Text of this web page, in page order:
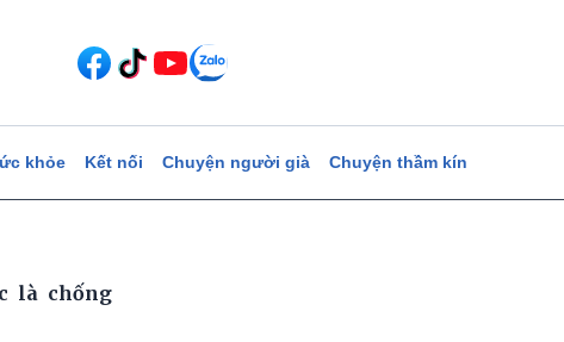
khỏe Kết nối Chuyện người già Chuyện thầm kín
là chống